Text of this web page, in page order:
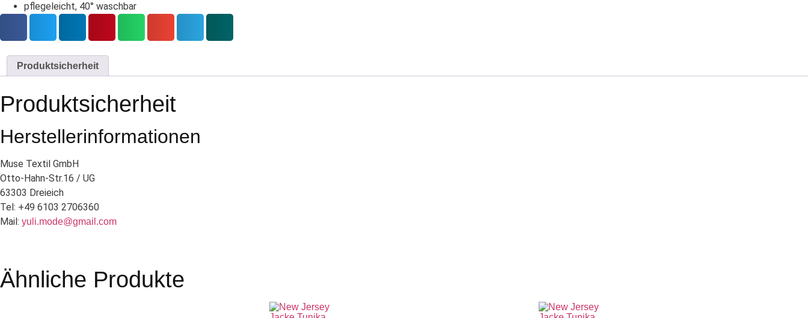
pflegeleicht, 40° waschbar
Produktsicherheit
Produktsicherheit
Herstellerinformationen
Muse Textil GmbH
Otto-Hahn-Str.16 / UG
63303 Dreieich
Tel: +49 6103 2706360
Mail: yuli.mode@gmail.com
Ähnliche Produkte